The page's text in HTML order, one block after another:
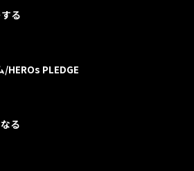
る
HEROs PLEDGE
る